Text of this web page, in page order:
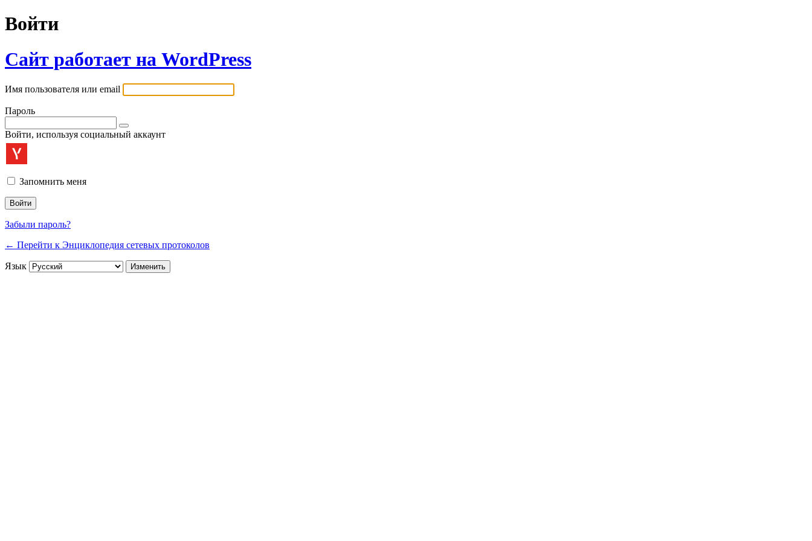
Войти
Сайт работает на WordPress
Имя пользователя или email
Пароль
Войти, используя социальный аккаунт
Запомнить меня
Забыли пароль?
← Перейти к Энциклопедия сетевых протоколов
Язык